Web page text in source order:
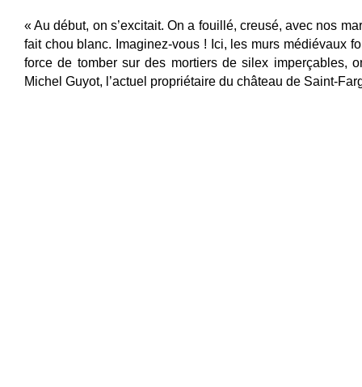
« Au début, on s’excitait. On a fouillé, creusé, avec nos
fait chou blanc. Imaginez-vous ! Ici, les murs médiévaux
force de tomber sur des mortiers de silex imperçables,
Michel Guyot, l’actuel propriétaire du château de Saint-